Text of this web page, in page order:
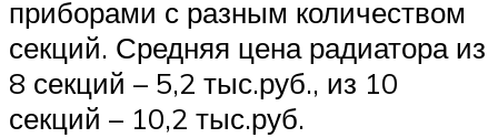
приборами с разным количеством
секций. Средняя цена радиатора из
8 секций – 5,2 тыс.руб., из 10
секций – 10,2 тыс.руб.